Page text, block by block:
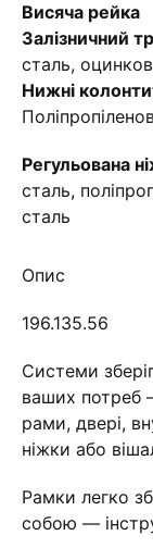
Висяча рейка
Залізничний
сталь,
Нижні
Регульована
сталь,
сталь
Опис
196.135.56
Системи
ваших потреб
рами, двері,
ніжки або
Рамки легко
собою —